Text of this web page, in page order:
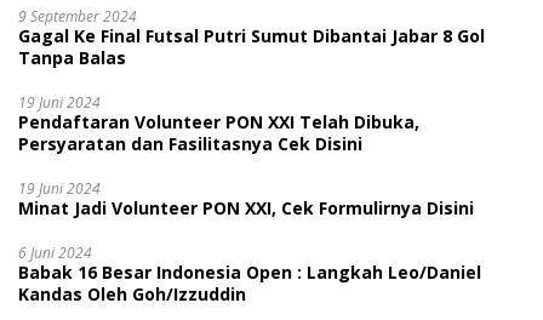
9 September 2024
Gagal Ke Final Futsal Putri Sumut Dibantai Jabar 8 Gol
Tanpa Balas
19 Juni 2024
Pendaftaran Volunteer PON XXI Telah Dibuka,
Persyaratan dan Fasilitasnya Cek Disini
19 Juni 2024
Minat Jadi Volunteer PON XXI, Cek Formulirnya Disini
6 Juni 2024
Babak 16 Besar Indonesia Open : Langkah Leo/Daniel
Kandas Oleh Goh/Izzuddin